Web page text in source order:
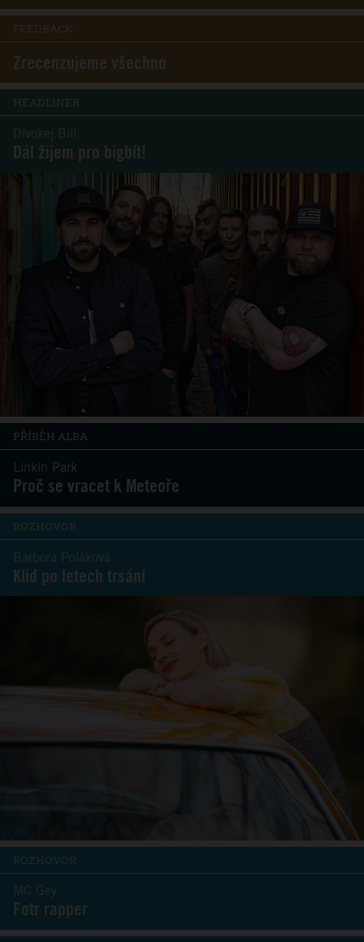
FEEDBACK
Zrecenzujeme všechno
HEADLINER
Divokej Bill
Dál žijem pro bigbít!
PŘÍBĚH ALBA
Linkin Park
Proč se vracet k Meteoře
ROZHOVOR
Barbora Poláková
Klid po letech trsání
ROZHOVOR
MC Gey
Fotr rapper